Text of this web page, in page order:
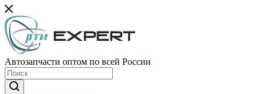
Автозапчасти оптом по всей России